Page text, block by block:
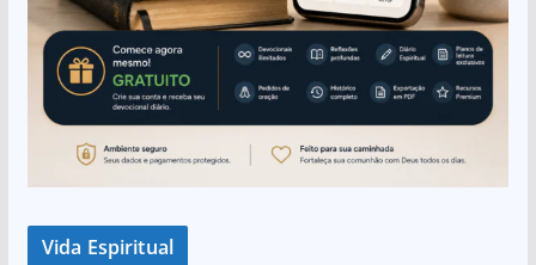
Vida Espiritual